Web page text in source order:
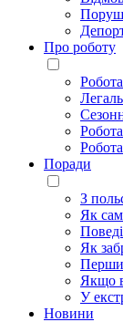
Про роботу
Поради
З
Як
Як
Якщо
У
Новини